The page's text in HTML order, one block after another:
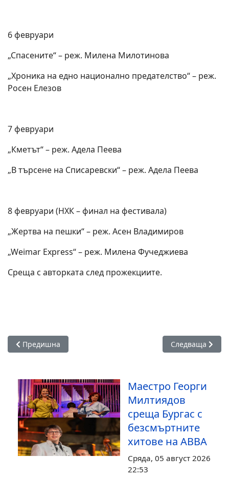
6 февруари
„Спасените“ – реж. Милена Милотинова
„Хроника на едно национално предателство“ – реж.
Росен Елезов
7 февруари
„Кметът“ – реж. Адела Пеева
„В търсене на Списаревски“ – реж. Адела Пеева
8 февруари (НХК – финал на фестивала)
„Жертва на пешки“ – реж. Асен Владимиров
„Weimar Express“ – реж. Милена Фучеджиева
Среща с авторката след прожекциите.
Предишна статия: Проф. Стоянович: Зимният DOCK
Предишна Следваща
Следваща
Маестро Георги
Милтиядов
среща Бургас с
безсмъртните
хитове на ABBA
Сряда, 05 август 2026
22:53